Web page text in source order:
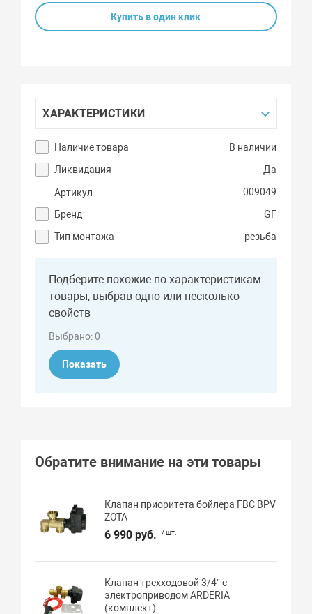
Купить в один клик
ХАРАКТЕРИСТИКИ
Наличие товара
В наличии
Ликвидация
Да
Артикул
009049
Бренд
GF
Тип монтажа
резьба
Подберите похожие по характеристикам
товары, выбрав одно или несколько
свойств
Выбрано:0
Показать
Обратите внимание на эти товары
Клапан приоритета бойлера ГВС BPV
ZOTA
6 990 руб. / шт.
Клапан трехходовой 3/4” с
электроприводом ARDERIA
(комплект)